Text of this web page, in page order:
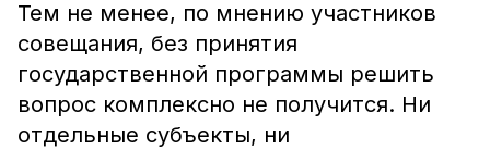
Тем не менее, по мнению участников
совещания, без принятия
государственной программы решить
вопрос комплексно не получится. Ни
отдельные субъекты, ни